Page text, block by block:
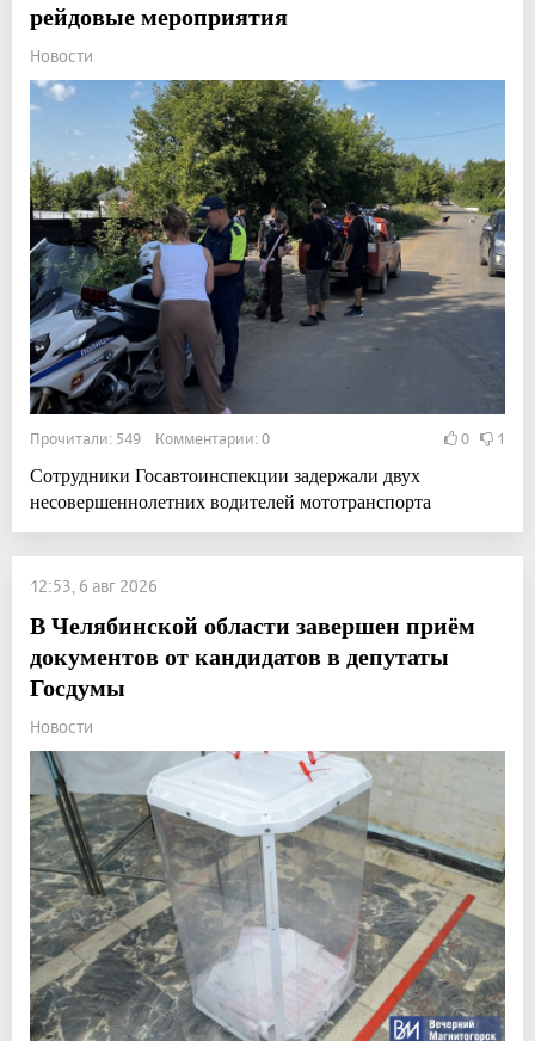
рейдовые мероприятия
Новости
Прочитали: 549 Комментарии: 0 0 1
Сотрудники Госавтоинспекции задержали двух
несовершеннолетних водителей мототранспорта
12:53, 6 авг 2026
В Челябинской области завершен приём
документов от кандидатов в депутаты
Госдумы
Новости